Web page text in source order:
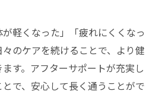
軽くなった」「疲れにくくなっ
のケアを続けることで、より健
す。アフターサポートが充実し
で、安心して長く通うことがで